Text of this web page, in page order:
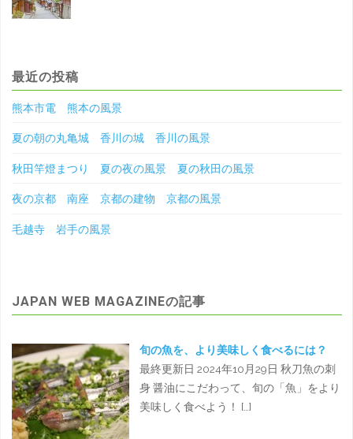
最近の投稿
熊本市電 熊本の風景
夏の朝の丸亀城 香川の城 香川の風景
秋田竿燈まつり 夏の夜の風景 夏の秋田の風景
夜の京都 南座 京都の建物 京都の風景
毛越寺 岩手の風景
JAPAN WEB MAGAZINEの記事
旬の魚を、より美味しく食べるには？
最終更新日 2024年10月29日 秋刀魚の刺
身 醤油にこだわって、旬の「魚」をより
美味しく食べよう！ […]